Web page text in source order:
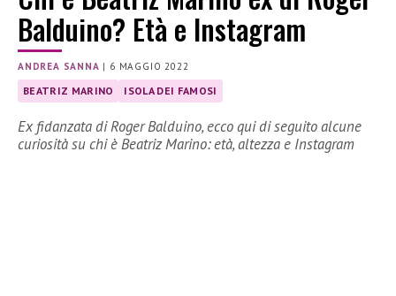
Balduino? Età e Instagram
ANDREA SANNA | 6 MAGGIO 2022
BEATRIZ MARINO ISOLA DEI FAMOSI
Ex fidanzata di Roger Balduino, ecco qui di seguito alcune
curiosità su chi è Beatriz Marino: età, altezza e Instagram